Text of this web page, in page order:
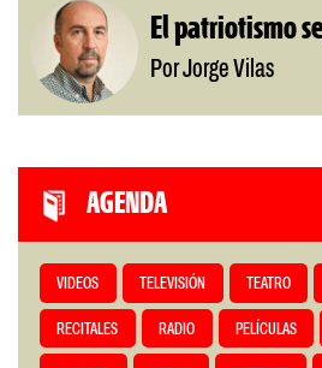
El patriotismo
Por Jorge Vilas
AGENDA
VIDEOS TELEVISIÓN TEATRO
RECITALES RADIO PELÍCULAS